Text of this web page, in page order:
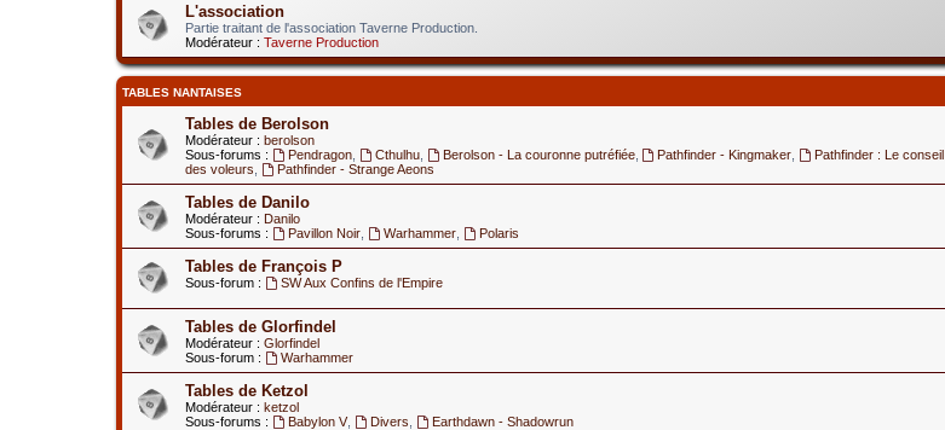
L'association
Partie traitant de l'association Taverne Production.
Modérateur : Taverne Production
TABLES NANTAISES
Tables de Berolson
Modérateur : berolson
Sous-forums :
Pendragon, Cthulhu, Berolson - La couronne putréfiée, Pathfinder - Kingmaker
Pathfinder : Le conseil
des voleurs
Pathfinder - Strange Aeons
Tables de Danilo
Modérateur : Danilo
Sous-forums :
Pavillon Noir, Warhammer, Polaris
Tables de François P
Sous-forum : SW Aux Confins de l'Empire
Tables de Glorfindel
Modérateur : Glorfindel
Sous-forum :
Warhammer
Tables de Ketzol
Modérateur : ketzol
Sous-forums :
Babylon V, Divers Earthdawn - Shadowrun